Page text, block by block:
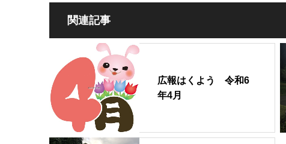
関連記事
広報はくよう 令和6
年4月